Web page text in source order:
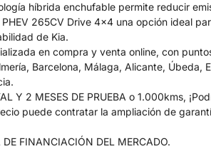
híbrida enchufable permite reducir
265CV Drive 4x4 una opción ideal
de Kia.
en compra y venta online, con
Barcelona, Málaga, Alicante, Úbeda,
Y 2 MESES DE PRUEBA o 1.000kms,
puede contratar la ampliación de
FINANCIACIÓN DEL MERCADO.